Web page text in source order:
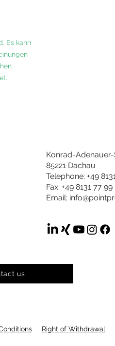
Es kann
Konrad-Adenauer-
85221 Dachau
Telephone: +49
Fax: +49 8131 77 99
Email:
us
Right of Withdrawal